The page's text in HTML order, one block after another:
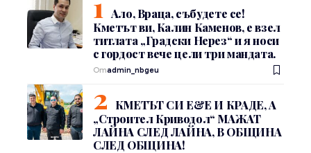
Ало, Враца, събудете се!
Кметът ви, Калин Каменов, е взел
титлата „Градски Нерез“ и я носи
с гордост вече цели три мандата.
Отadmin_nbgeu
КМЕТЪТ СИ Е&Е И КРАДЕ, А
„Строител Криводол“ МАЖАТ
ЛАЙНА СЛЕД ЛАЙНА, В ОБЩИНА
СЛЕД ОБЩИНА!